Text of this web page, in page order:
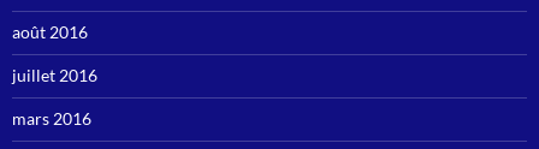
août 2016
juillet 2016
mars 2016